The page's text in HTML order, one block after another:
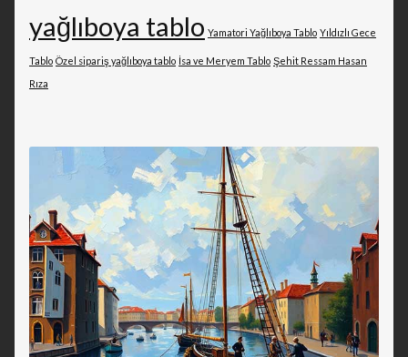
yağlıboya tablo Yamatori Yağlıboya Tablo Yıldızlı Gece
Tablo Özel sipariş yağlıboya tablo İsa ve Meryem Tablo Şehit Ressam Hasan
Rıza